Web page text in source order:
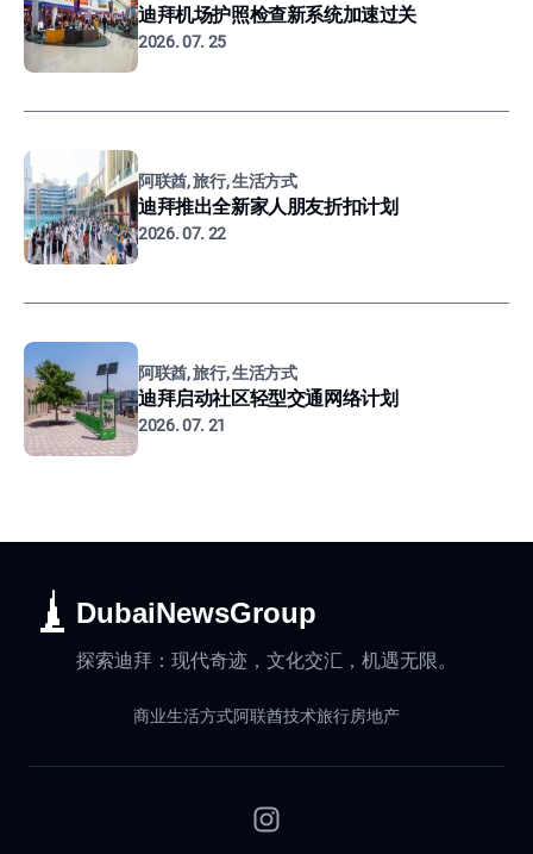
迪拜机场护照检查新系统加速过关
2026. 07. 25
阿联酋, 旅行, 生活方式
迪拜推出全新家人朋友折扣计划
2026. 07. 22
阿联酋, 旅行, 生活方式
迪拜启动社区轻型交通网络计划
2026. 07. 21
DubaiNewsGroup
探索迪拜：现代奇迹，文化交汇，机遇无限。
商业生活方式阿联酋技术旅行房地产